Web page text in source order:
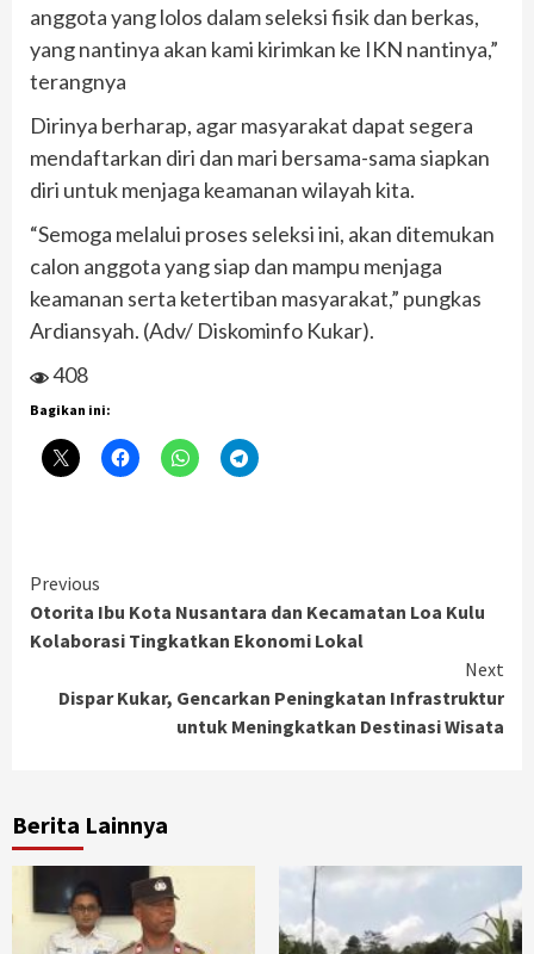
anggota yang lolos dalam seleksi fisik dan berkas,
yang nantinya akan kami kirimkan ke IKN nantinya,”
terangnya
Dirinya berharap, agar masyarakat dapat segera
mendaftarkan diri dan mari bersama-sama siapkan
diri untuk menjaga keamanan wilayah kita.
“Semoga melalui proses seleksi ini, akan ditemukan
calon anggota yang siap dan mampu menjaga
keamanan serta ketertiban masyarakat,” pungkas
Ardiansyah. (Adv/ Diskominfo Kukar).
408
Bagikan ini:
Continue
Reading
Previous
Otorita Ibu Kota Nusantara dan Kecamatan Loa Kulu
Kolaborasi Tingkatkan Ekonomi Lokal
Next
Dispar Kukar, Gencarkan Peningkatan Infrastruktur
untuk Meningkatkan Destinasi Wisata
Berita Lainnya